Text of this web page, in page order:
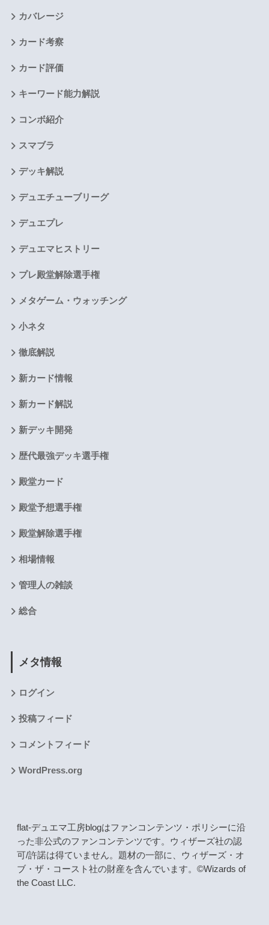
カバレージ
カード考察
カード評価
キーワード能力解説
コンボ紹介
スマブラ
デッキ解説
デュエチューブリーグ
デュエプレ
デュエマヒストリー
プレ殿堂解除選手権
メタゲーム・ウォッチング
小ネタ
徹底解説
新カード情報
新カード解説
新デッキ開発
歴代最強デッキ選手権
殿堂カード
殿堂予想選手権
殿堂解除選手権
相場情報
管理人の雑談
総合
メタ情報
ログイン
投稿フィード
コメントフィード
WordPress.org
flat-デュエマ工房blogはファンコンテンツ・ポリシーに沿
った非公式のファンコンテンツです。ウィザーズ社の認
可/許諾は得ていません。題材の一部に、ウィザーズ・オ
ブ・ザ・コースト社の財産を含んでいます。©Wizards of
the Coast LLC.